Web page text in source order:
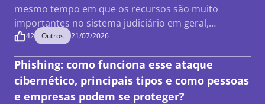
mesmo tempo em que os recursos são muito
importantes no sistema judiciário em geral,…
42 Outros 21/07/2026
Phishing: como funciona esse ataque
cibernético, principais tipos e como pessoas
e empresas podem se proteger?